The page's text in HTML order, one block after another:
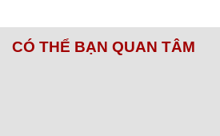
CÓ THỂ BẠN QUAN TÂM